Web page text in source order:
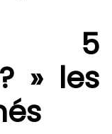
5
» les